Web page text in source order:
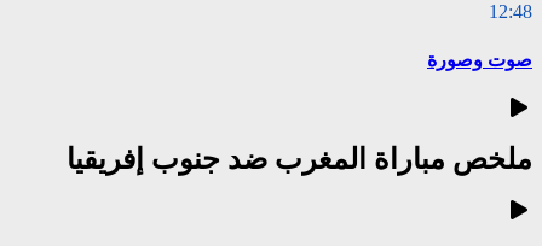
12:48
صوت وصورة
ملخص مباراة المغرب ضد جنوب إفريقيا